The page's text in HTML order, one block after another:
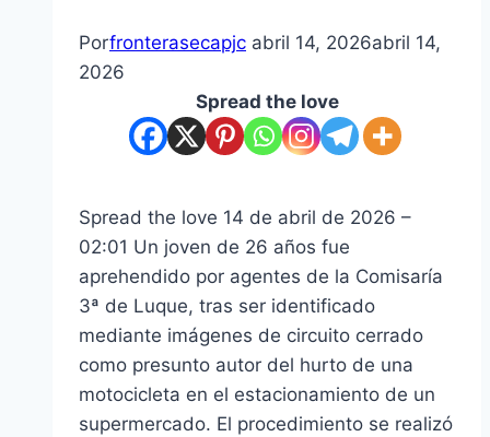
Porfronterasecapjc abril 14, 2026abril 14,
2026
Spread the love
Spread the love 14 de abril de 2026 –
02:01 Un joven de 26 años fue
aprehendido por agentes de la Comisaría
3ª de Luque, tras ser identificado
mediante imágenes de circuito cerrado
como presunto autor del hurto de una
motocicleta en el estacionamiento de un
supermercado. El procedimiento se realizó